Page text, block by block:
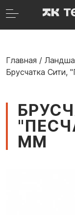
Главная /
Брусчатка Сити,
ММ